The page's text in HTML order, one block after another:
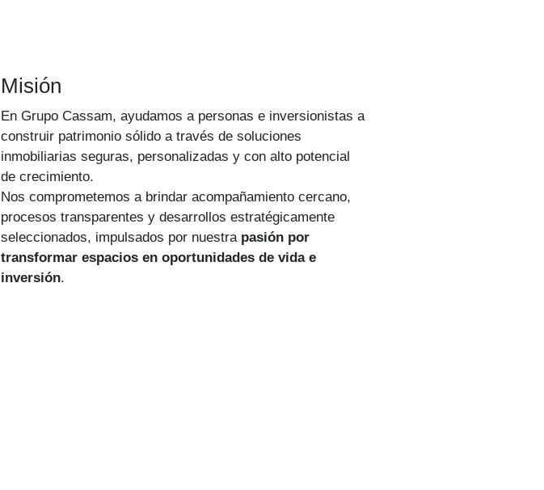
Misión
En Grupo Cassam, ayudamos a personas e inversionistas a
construir patrimonio sólido a través de soluciones
inmobiliarias seguras, personalizadas y con alto potencial
de crecimiento.
Nos comprometemos a brindar acompañamiento cercano,
procesos transparentes y desarrollos estratégicamente
seleccionados, impulsados por nuestra pasión por
transformar espacios en oportunidades de vida e
inversión.